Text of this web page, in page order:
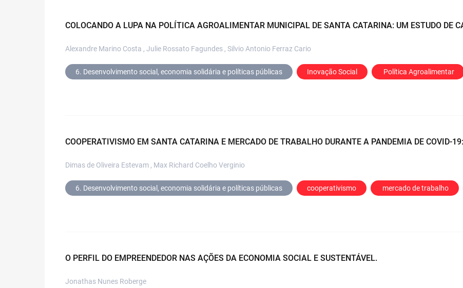
COLOCANDO A LUPA NA POLÍTICA AGROALIMENTAR MUNICIPAL DE SANTA CATARINA: UM ESTUDO DE
Alexandre Marino Costa , Julie Rossato Fagundes , Silvio Antonio Ferraz Cario
6. Desenvolvimento social, economia solidária e políticas públicas Inovação Social Política Agroalimentar
COOPERATIVISMO EM SANTA CATARINA E MERCADO DE TRABALHO DURANTE A PANDEMIA DE COVID-
Dimas de Oliveira Estevam , Max Richard Coelho Verginio
6. Desenvolvimento social, economia solidária e políticas públicas cooperativismo mercado de trabalho
O PERFIL DO EMPREENDEDOR NAS AÇÕES DA ECONOMIA SOCIAL E SUSTENTÁVEL.
Jonathas Nunes Roberge